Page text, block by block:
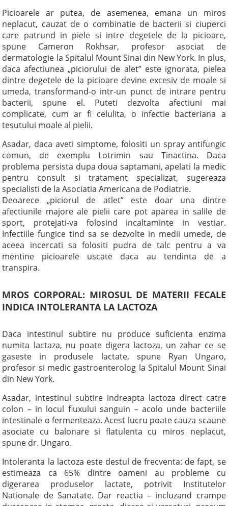
Picioarele ar putea, de asemenea, emana un miros
neplacut, cauzat de o combinatie de bacterii si ciuperci
care patrund in piele si intre degetele de la picioare,
spune Cameron Rokhsar, profesor asociat de
dermatologie la Spitalul Mount Sinai din New York. In plus,
daca afectiunea „piciorului de alet” este ignorata, pielea
dintre degetele de la picioare devine excesiv de moale si
umeda, transformand-o intr-un punct de intrare pentru
bacterii, spune el. Puteti dezvolta afectiuni mai
complicate, cum ar fi celulita, o infectie bacteriana a
tesutului moale al pielii.
Asadar, daca aveti simptome, folositi un spray antifungic
comun, de exemplu Lotrimin sau Tinactina. Daca
problema persista dupa doua saptamani, apelati la medic
pentru consult si tratament specializat, sugereaza
specialisti de la Asociatia Americana de Podiatrie.
Deoarece „piciorul de atlet” este doar una dintre
afectiunile majore ale pielii care pot aparea in salile de
sport, protejati-va folosind incaltaminte in vestiar.
Infectiile fungice tind sa se dezvolte in medii umede, de
aceea incercati sa folositi pudra de talc pentru a va
mentine picioarele uscate daca au tendinta de a
transpira.
MROS CORPORAL: MIROSUL DE MATERII FECALE
INDICA INTOLERANTA LA LACTOZA
Daca intestinul subtire nu produce suficienta enzima
numita lactaza, nu poate digera lactoza, un zahar ce se
gaseste in produsele lactate, spune Ryan Ungaro,
profesor si medic gastroenterolog la Spitalul Mount Sinai
din New York.
Asadar, intestinul subtire indreapta lactoza direct catre
colon – in locul fluxului sanguin – acolo unde bacteriile
intestinale o fermenteaza. Acest lucru poate cauza scaune
asociate cu balonare si flatulenta cu miros neplacut,
spune dr. Ungaro.
Intoleranta la lactoza este destul de frecventa: de fapt, se
estimeaza ca 65% dintre oameni au probleme cu
digerarea produselor lactate, potrivit Institutelor
Nationale de Sanatate. Dar reactia – incluzand crampe